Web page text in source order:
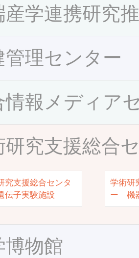
産学連携研究
管理センター
情報メディア
研究支援総合
究支援総合センタ
子実験施設
学術研
ー 機
博物館